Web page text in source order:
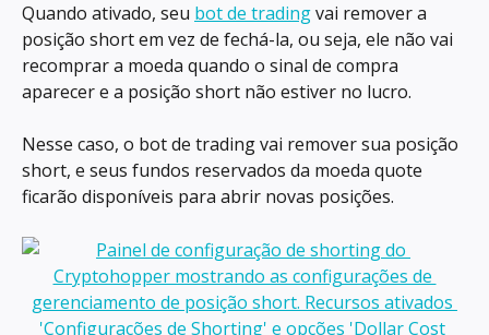
Quando ativado, seu bot de trading vai remover a
posição short em vez de fechá-la, ou seja, ele não vai
recomprar a moeda quando o sinal de compra
aparecer e a posição short não estiver no lucro.
Nesse caso, o bot de trading vai remover sua posição
short, e seus fundos reservados da moeda quote
ficarão disponíveis para abrir novas posições.